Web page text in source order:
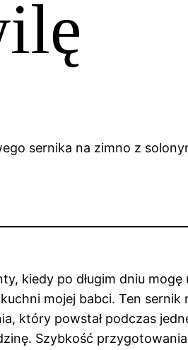
kiedy po długim dniu
mojej babci. Ten
który powstał podczas
Szybkość